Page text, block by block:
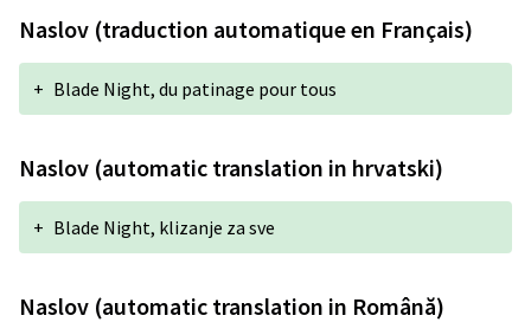
Naslov (traduction automatique en Français)
+ Blade Night, du patinage pour tous
Naslov (automatic translation in hrvatski)
+ Blade Night, klizanje za sve
Naslov (automatic translation in Română)